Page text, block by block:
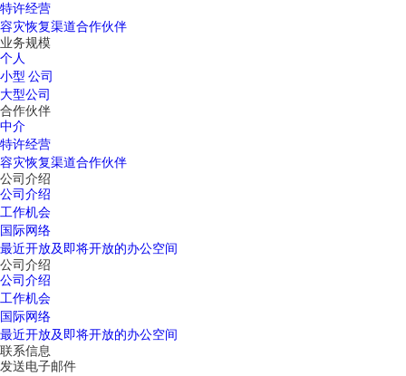
特许经营
容灾恢复渠道合作伙伴
业务规模
个人
小型 公司
大型公司
合作伙伴
中介
特许经营
容灾恢复渠道合作伙伴
公司介绍
公司介绍
工作机会
国际网络
最近开放及即将开放的办公空间
公司介绍
公司介绍
工作机会
国际网络
最近开放及即将开放的办公空间
联系信息
发送电子邮件